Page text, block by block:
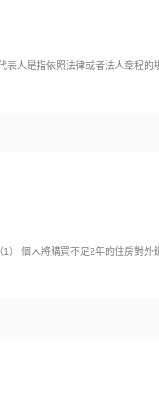
人是指依照法律或者法人章程
個人將購買不足2年的住房對